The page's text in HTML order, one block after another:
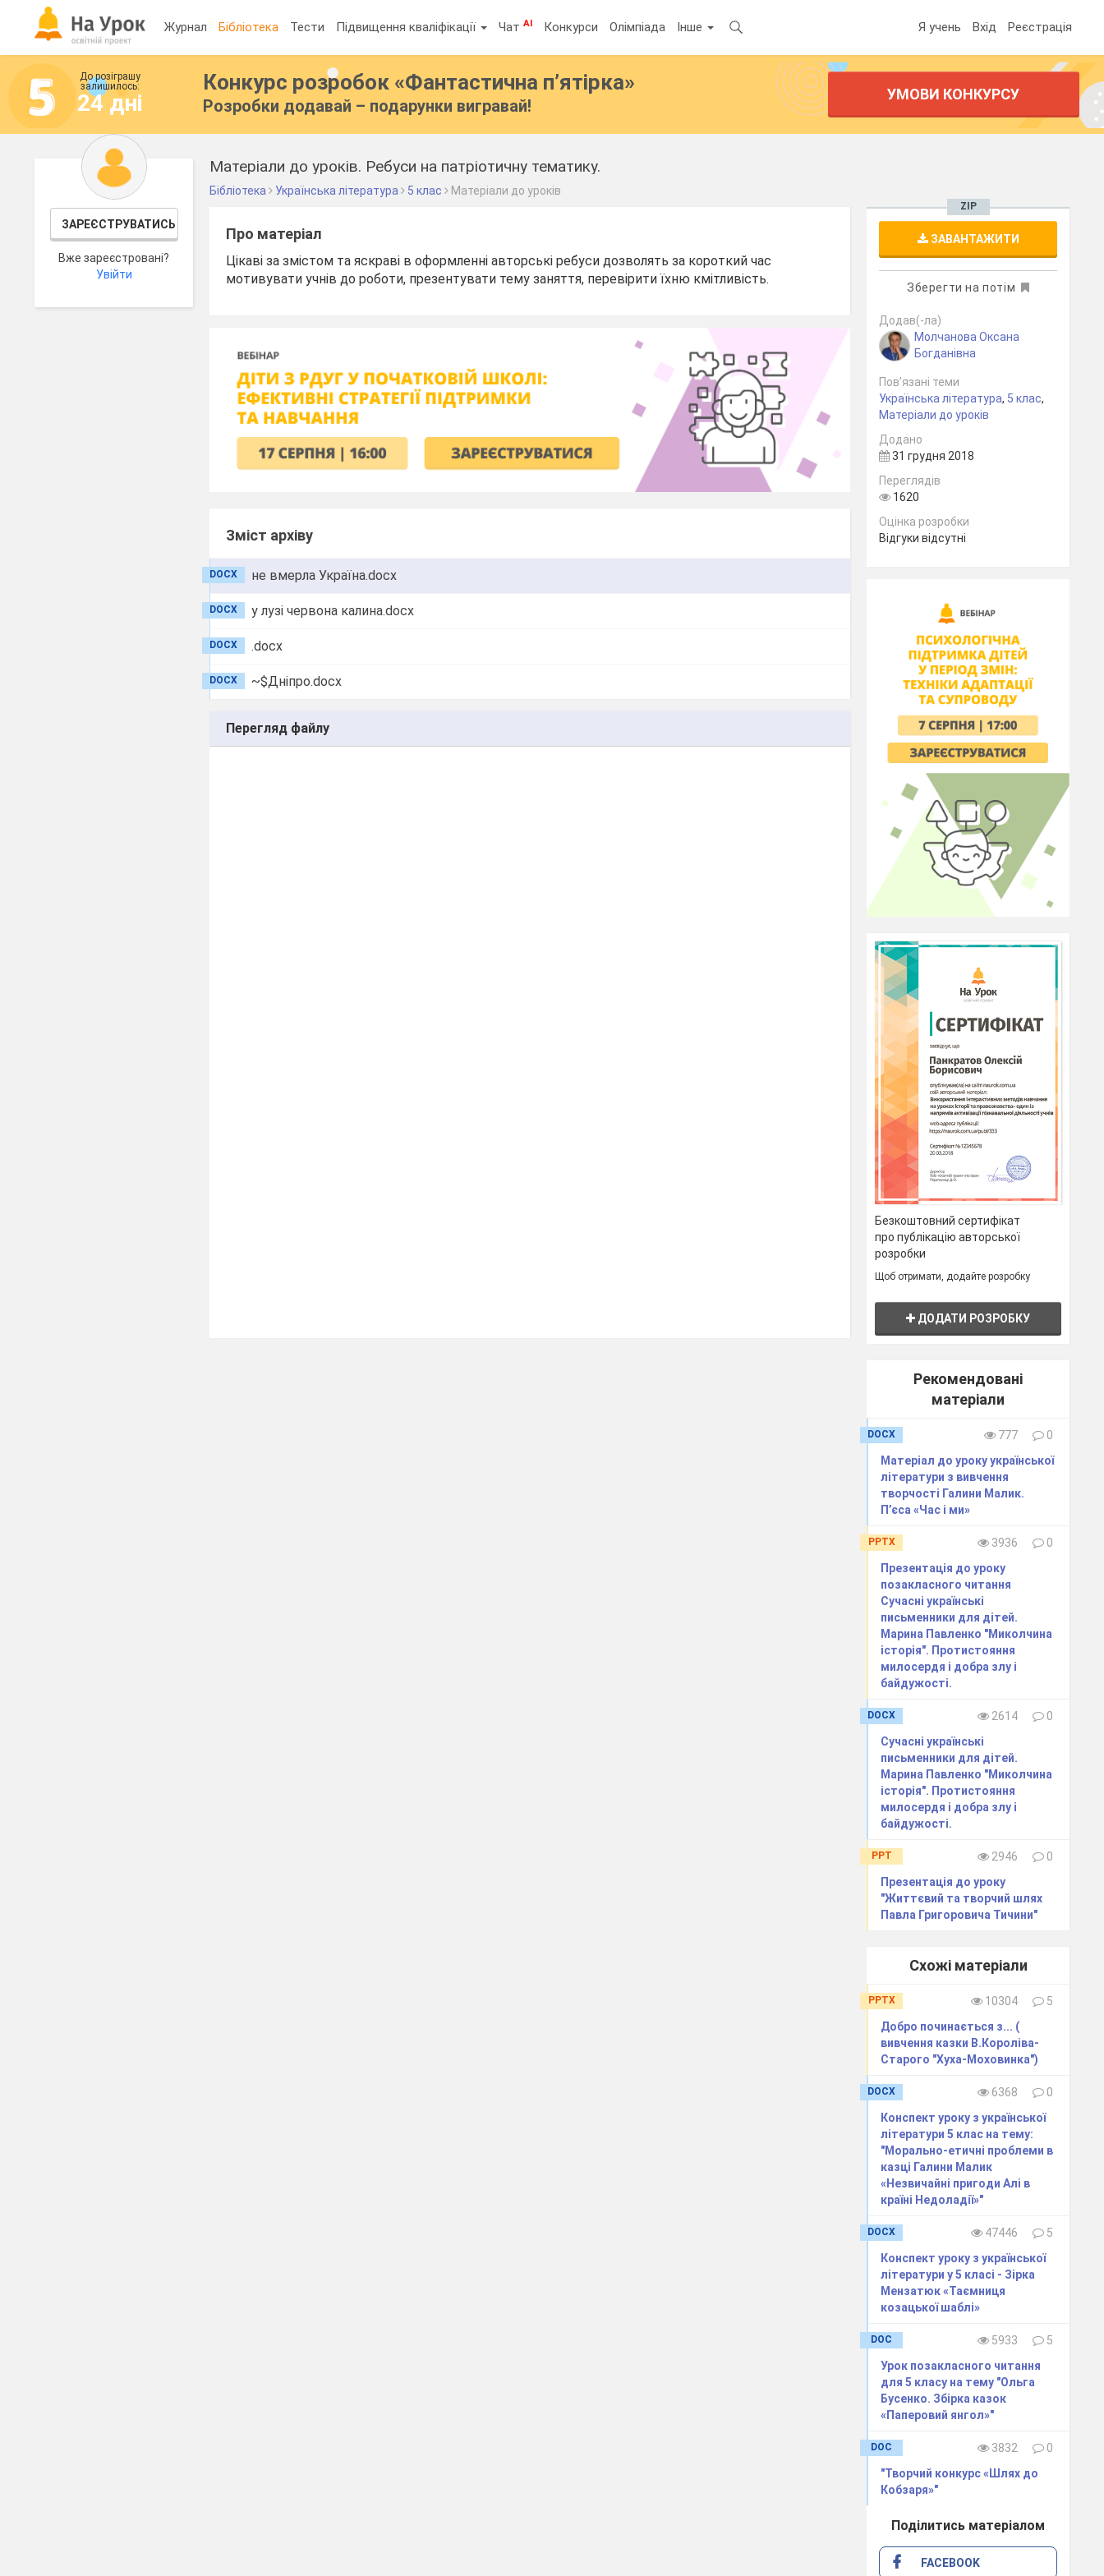
Журнал Бібліотека Тести Підвищення кваліфікації ЧатAI Конкурси Олімпіада Інше Я учень Вхід Реєстрація
До розіграшу
залишилось:
24 дні
Конкурс розробок «Фантастична п’ятірка»
Розробки додавай – подарунки вигравай!
УМОВИ КОНКУРСУ
ЗАРЕЄСТРУВАТИСЬ
Вже зареєстровані?
Увійти
Матеріали до уроків. Ребуси на патріотичну тематику.
Бібліотека Українська література 5 клас Матеріали до уроків
Про матеріал
Цікаві за змістом та яскраві в оформленні авторські ребуси дозволять за короткий час
мотивувати учнів до роботи, презентувати тему заняття, перевірити їхню кмітливість.
Зміст архіву
не вмерла Україна.docx
DOCX
у лузі червона калина.docx
DOCX
.docx
DOCX
~$Дніпро.docx
DOCX
Перегляд файлу
ZIP
ЗАВАНТАЖИТИ
Зберегти на потім
Додав(-ла)
Молчанова Оксана
Богданівна
Пов’язані теми
Українська література, 5 клас,
Матеріали до уроків
Додано
31 грудня 2018
Переглядів
1620
Оцінка розробки
Відгуки відсутні
Безкоштовний сертифікат
про публікацію авторської
розробки
Щоб отримати, додайте розробку
ДОДАТИ РОЗРОБКУ
Рекомендовані
матеріали
DOCX 777
0
Матеріал до уроку української
літератури з вивчення
творчості Галини Малик.
П’єса «Час і ми»
PPTX 3936
0
Презентація до уроку
позакласного читання
Сучасні українські
письменники для дітей.
Марина Павленко "Миколчина
історія". Протистояння
милосердя і добра злу і
байдужості.
DOCX 2614
0
Сучасні українські
письменники для дітей.
Марина Павленко "Миколчина
історія". Протистояння
милосердя і добра злу і
байдужості.
PPT 2946
0
Презентація до уроку
"Життєвий та творчий шлях
Павла Григоровича Тичини"
Схожі матеріали
PPTX 10304
5
Добро починається з... (
вивчення казки В.Короліва-
Старого "Хуха-Моховинка")
DOCX 6368
0
Конспект уроку з української
літератури 5 клас на тему:
"Морально-етичні проблеми в
казці Галини Малик
«Незвичайні пригоди Алі в
країні Недоладії»"
DOCX 47446
5
Конспект уроку з української
літератури у 5 класі - Зірка
Мензатюк «Таємниця
козацької шаблі»
DOC 5933
5
Урок позакласного читання
для 5 класу на тему "Ольга
Бусенко. Збірка казок
«Паперовий янгол»"
DOC 3832
0
"Творчий конкурс «Шлях до
Кобзаря»"
Поділитись матеріалом
FACEBOOK